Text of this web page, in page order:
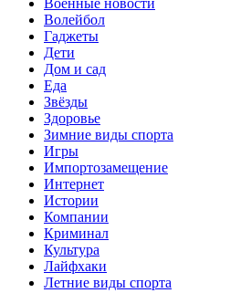
Волейбол
Гаджеты
Дети
Дом и сад
Еда
Звёзды
Здоровье
Зимние виды спорта
Игры
Импортозамещение
Интернет
Истории
Компании
Криминал
Культура
Лайфхаки
Летние виды спорта